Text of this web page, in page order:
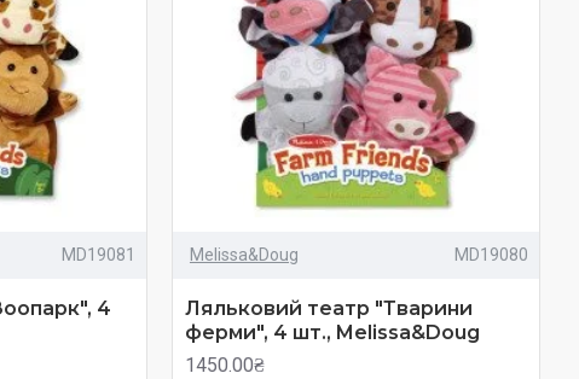
MD19081
4
Melissa&Doug MD19080
Ляльковий театр "Тварини
ферми", 4 шт., Melissa&Doug
1450.00₴